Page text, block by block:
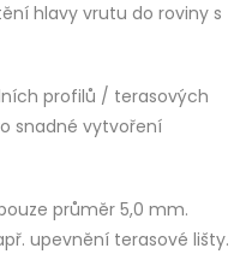
hlavy vrutu do roviny s
profilů / terasových
snadné vytvoření
průměr 5,0 mm.
upevnění terasové lišty.